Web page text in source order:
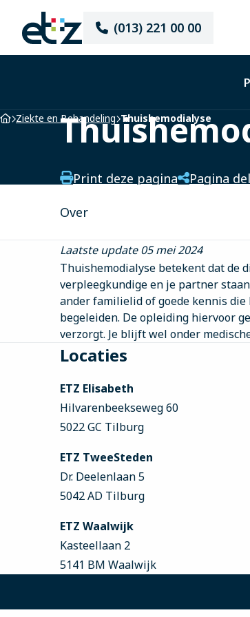
Elisabeth-
TweeSteden
Ziekenhuis
(013) 221 00 00
Home
Ziekte en Behandeling Thuishemodialyse
Print deze pagina Pagina
Over
Laatste update 05 mei 2024
Thuishemodialyse betekent dat de
verpleegkundige en je partner
ander familielid of goede kennis
begeleiden. De opleiding hiervoor
verzorgt. Je blijft wel onder
footer
Locaties
ETZ Elisabeth
Hilvarenbeekseweg 60
5022 GC Tilburg
ETZ TweeSteden
Dr. Deelenlaan 5
5042 AD Tilburg
ETZ Waalwijk
Kasteellaan 2
5141 BM Waalwijk